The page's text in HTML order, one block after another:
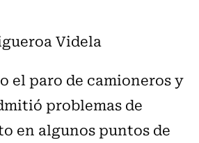
Videla
el paro de camioneros y
problemas de
en algunos puntos de